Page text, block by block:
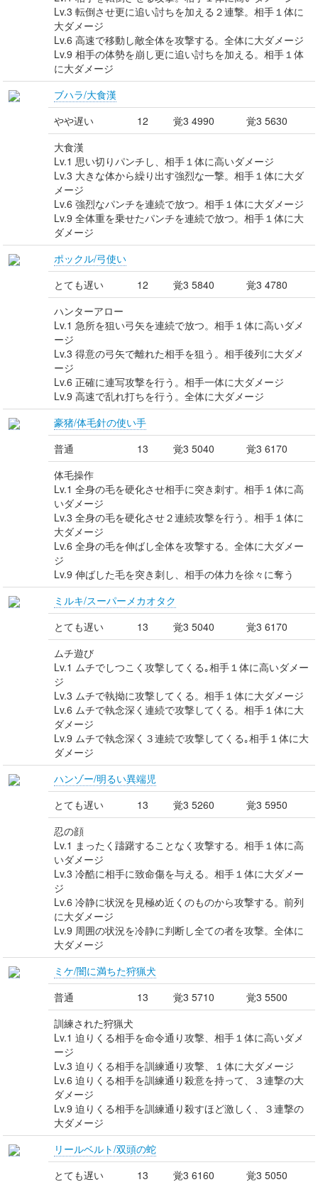
Lv.3 転倒させ更に追い討ちを加える２連撃。相手１体に
大ダメージ
Lv.6 高速で移動し敵全体を攻撃する。全体に大ダメージ
Lv.9 相手の体勢を崩し更に追い討ちを加える。相手１体
に大ダメージ
ブハラ/大食漢
やや遅い
12 覚3 4990
覚3 5630
大食漢
Lv.1 思い切りパンチし、相手１体に高いダメージ
Lv.3 大きな体から繰り出す強烈な一撃。相手１体に大ダ
メージ
Lv.6 強烈なパンチを連続で放つ。相手１体に大ダメージ
Lv.9 全体重を乗せたパンチを連続で放つ。相手１体に大
ダメージ
ポックル/弓使い
とても遅い
12 覚3 5840
覚3 4780
ハンターアロー
Lv.1 急所を狙い弓矢を連続で放つ。相手１体に高いダメ
ージ
Lv.3 得意の弓矢で離れた相手を狙う。相手後列に大ダメ
ージ
Lv.6 正確に連写攻撃を行う。相手一体に大ダメージ
Lv.9 高速で乱れ打ちを行う。全体に大ダメージ
豪猪/体毛針の使い手
普通
13 覚3 5040
覚3 6170
体毛操作
Lv.1 全身の毛を硬化させ相手に突き刺す。相手１体に高
いダメージ
Lv.3 全身の毛を硬化させ２連続攻撃を行う。相手１体に
大ダメージ
Lv.6 全身の毛を伸ばし全体を攻撃する。全体に大ダメー
ジ
Lv.9 伸ばした毛を突き刺し、相手の体力を徐々に奪う
ミルキ/スーパーメカオタク
とても遅い
13 覚3 5040
覚3 6170
ムチ遊び
Lv.1 ムチでしつこく攻撃してくる｡相手１体に高いダメー
ジ
Lv.3 ムチで執拗に攻撃してくる。相手１体に大ダメージ
Lv.6 ムチで執念深く連続で攻撃してくる。相手１体に大
ダメージ
Lv.9 ムチで執念深く３連続で攻撃してくる｡相手１体に大
ダメージ
ハンゾー/明るい異端児
とても遅い
13 覚3 5260
覚3 5950
忍の顔
Lv.1 まったく躊躇することなく攻撃する。相手１体に高
いダメージ
Lv.3 冷酷に相手に致命傷を与える。相手１体に大ダメー
ジ
Lv.6 冷静に状況を見極め近くのものから攻撃する。前列
に大ダメージ
Lv.9 周囲の状況を冷静に判断し全ての者を攻撃。全体に
大ダメージ
ミケ/闇に満ちた狩猟犬
普通
13 覚3 5710
覚3 5500
訓練された狩猟犬
Lv.1 迫りくる相手を命令通り攻撃、相手１体に高いダメ
ージ
Lv.3 迫りくる相手を訓練通り攻撃、１体に大ダメージ
Lv.6 迫りくる相手を訓練通り殺意を持って、３連撃の大
ダメージ
Lv.9 迫りくる相手を訓練通り殺すほど激しく、３連撃の
大ダメージ
リールベルト/双頭の蛇
とても遅い
13 覚3 6160
覚3 5050